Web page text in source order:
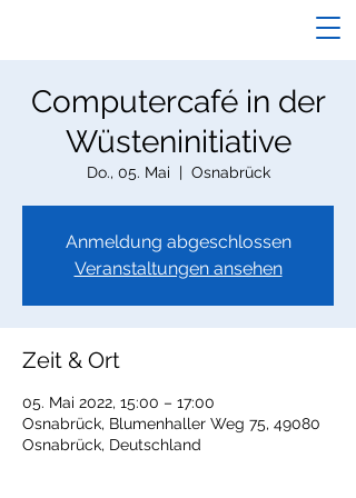
Computercafé in der
Wüsteninitiative
Do., 05. Mai
  |
Osnabrück
Anmeldung abgeschlossen
Veranstaltungen ansehen
Zeit & Ort
05. Mai 2022, 15:00 – 17:00
Osnabrück, Blumenhaller Weg 75, 49080
Osnabrück, Deutschland